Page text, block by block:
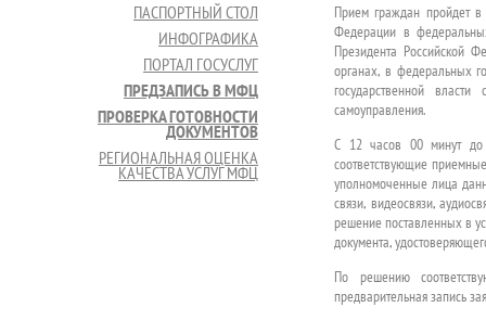
ПАСПОРТНЫЙ СТОЛ
ИНФОГРАФИКА
ПОРТАЛ ГОСУСЛУГ
ПРЕДЗАПИСЬ В МФЦ
ПРОВЕРКА ГОТОВНОСТИ
ДОКУМЕНТОВ
РЕГИОНАЛЬНАЯ ОЦЕНКА
КАЧЕСТВА УСЛУГ МФЦ
Прием граждан пройдет
Федерации в
Президента Российской
органах, в федеральных
государственной
самоуправления.
С 12 часов 00 минут до
соответствующие
уполномоченные лица
связи, видеосвязи,
решение поставленных в
документа,
По решению
предварительная запись